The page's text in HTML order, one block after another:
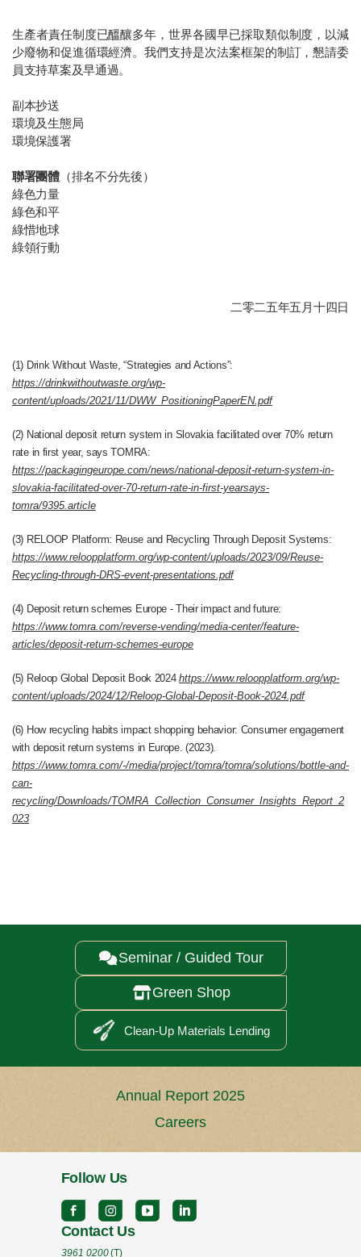
生產者責任制度已醞釀多年，世界各國早已採取類似制度，以減
少廢物和促進循環經濟。我們支持是次法案框架的制訂，懇請委
員支持草案及早通過。
副本抄送
環境及生態局
環境保護署
聯署團體（排名不分先後）
綠色力量
綠色和平
綠惜地球
綠領行動
二零二五年五月十四日
(1) Drink Without Waste, “Strategies and Actions”:
https://drinkwithoutwaste.org/wp-
content/uploads/2021/11/DWW_PositioningPaperEN.pdf
(2) National deposit return system in Slovakia facilitated over 70% return
rate in first year, says TOMRA:
https://packagingeurope.com/news/national-deposit-return-system-in-
slovakia-facilitated-over-70-return-rate-in-first-yearsays-
tomra/9395.article
(3) RELOOP Platform: Reuse and Recycling Through Deposit Systems:
https://www.reloopplatform.org/wp-content/uploads/2023/09/Reuse-
Recycling-through-DRS-event-presentations.pdf
(4) Deposit return schemes Europe - Their impact and future:
https://www.tomra.com/reverse-vending/media-center/feature-
articles/deposit-return-schemes-europe
(5) Reloop Global Deposit Book 2024https://www.reloopplatform.org/wp-
content/uploads/2024/12/Reloop-Global-Deposit-Book-2024.pdf
(6) How recycling habits impact shopping behavior: Consumer engagement
with deposit return systems in Europe. (2023).
https://www.tomra.com/-/media/project/tomra/tomra/solutions/bottle-and-
can-
recycling/Downloads/TOMRA_Collection_Consumer_Insights_Report_2
023
Seminar / Guided Tour
Green Shop
Clean-Up Materials Lending
Annual Report 2025
Careers
Follow Us
Contact Us
3961 0200(T)